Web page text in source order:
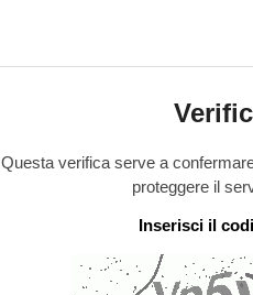
Questa verifica serve a
proteggere il
Inserisci il